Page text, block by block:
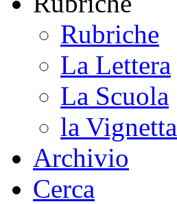
Rubriche
La Lettera
La Scuola
la Vignetta
Archivio
Cerca